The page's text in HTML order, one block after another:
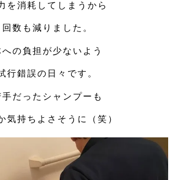
を消耗してしまうから
回数も減りました。
への負担が少ないよう
行錯誤の日々です。
手だったシャンプーも
気持ちよさそうに（笑）